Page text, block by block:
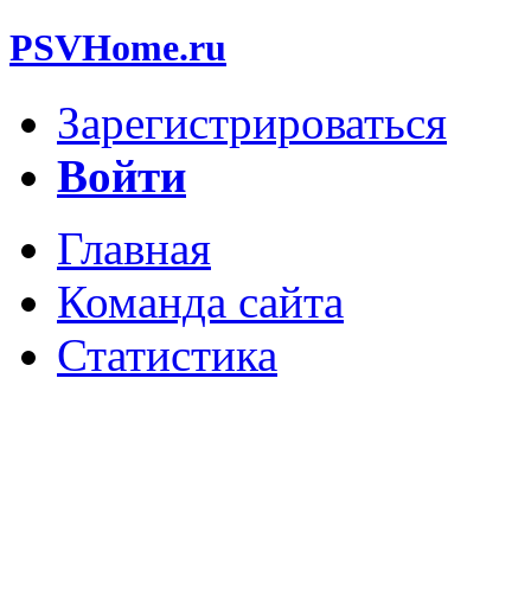
PSVHome.ru
Зарегистрироваться
Войти
Главная
Команда сайта
Статистика